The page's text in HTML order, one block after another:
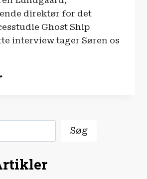
direktør for det
Ghost Ship
interview tager Søren os
Søg